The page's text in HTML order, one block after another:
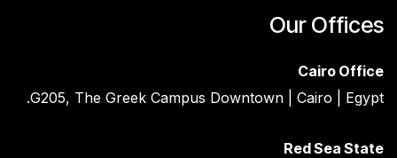
Our Offices
Cairo Office
G205, The Greek Campus Downtown | Cairo | Egypt.
Red Sea State ​